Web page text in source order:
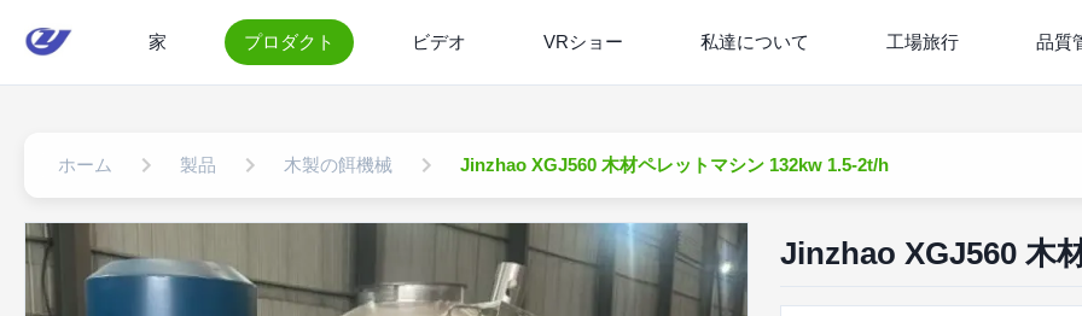
家 プロダクト ビデオ VRショー 私達について 工場旅行 品質
ホーム 製品 木製の餌機械 Jinzhao XGJ560 木材ペレットマシン 132kw 1.5-2t/h
Jinzhao XGJ560 木